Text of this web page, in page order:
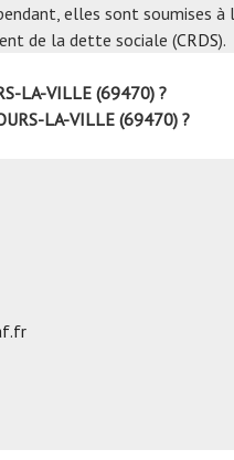
elles sont soumises à
de la dette sociale (CRDS).
LA-VILLE (69470) ?
LA-VILLE (69470) ?